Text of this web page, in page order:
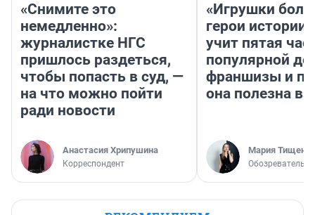
«Снимите это
немедленно»:
журналистке НГС
пришлось раздеться,
чтобы попасть в суд, —
на что можно пойти
ради новости
Анастасия Хрипушина
Корреспондент
«Игрушки
герои
учит пятая
популярной
франшизы и
она полезна
Мария Тищенко
Обозреватель